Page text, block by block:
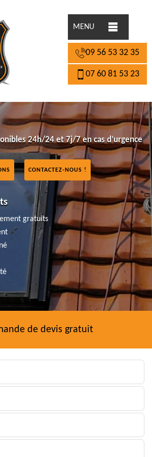
MENU
09 56 53 32 35
07 60 81 53 23
24h/24 et 7j/7 en cas d’urgence
CONTACTEZ-NOUS !
gratuits
de devis gratuit